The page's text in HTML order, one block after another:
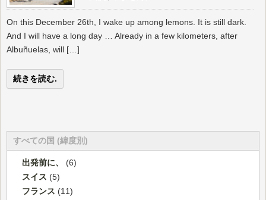
On this December 26th, I wake up among lemons. It is still dark.
And I will have a long day … Already in a few kilometers, after
Albuñuelas, will […]
続きを読む.
すべての国 (緯度別)
出発前に、
(6)
スイス (5)
フランス (11)